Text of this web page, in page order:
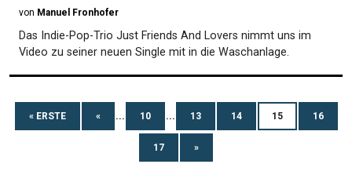
von Manuel Fronhofer
Das Indie-Pop-Trio Just Friends And Lovers nimmt uns im
Video zu seiner neuen Single mit in die Waschanlage.
« ERSTE « ... 10 ... 13 14 15 16
17 »